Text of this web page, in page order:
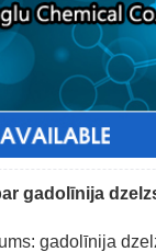
gadolīnija
gadolīnija